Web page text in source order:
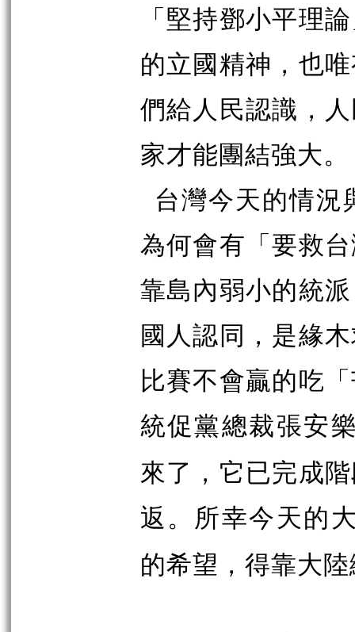
「堅持鄧小平理
的立國精神，也
們給人民認識，
家才能團結強大。
台灣今天的情
為何會有「要救
靠島內弱小的統
國人認同，是緣
比賽不會贏的吃
統促黨總裁張安
來了，它已完成
返。所幸今天的
的希望，得靠大